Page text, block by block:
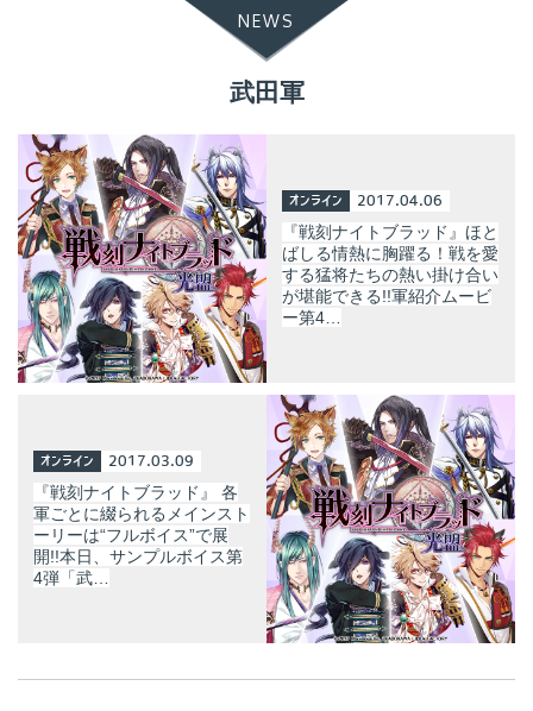
NEWS
武田軍
オンライン 2017.04.06
『戦刻ナイトブラッド』ほと
ばしる情熱に胸躍る！戦を愛
する猛将たちの熱い掛け合い
が堪能できる!!軍紹介ムービ
ー第4…
オンライン 2017.03.09
『戦刻ナイトブラッド』 各
軍ごとに綴られるメインスト
ーリーは“フルボイス”で展
開!!本日、サンプルボイス第
4弾「武…